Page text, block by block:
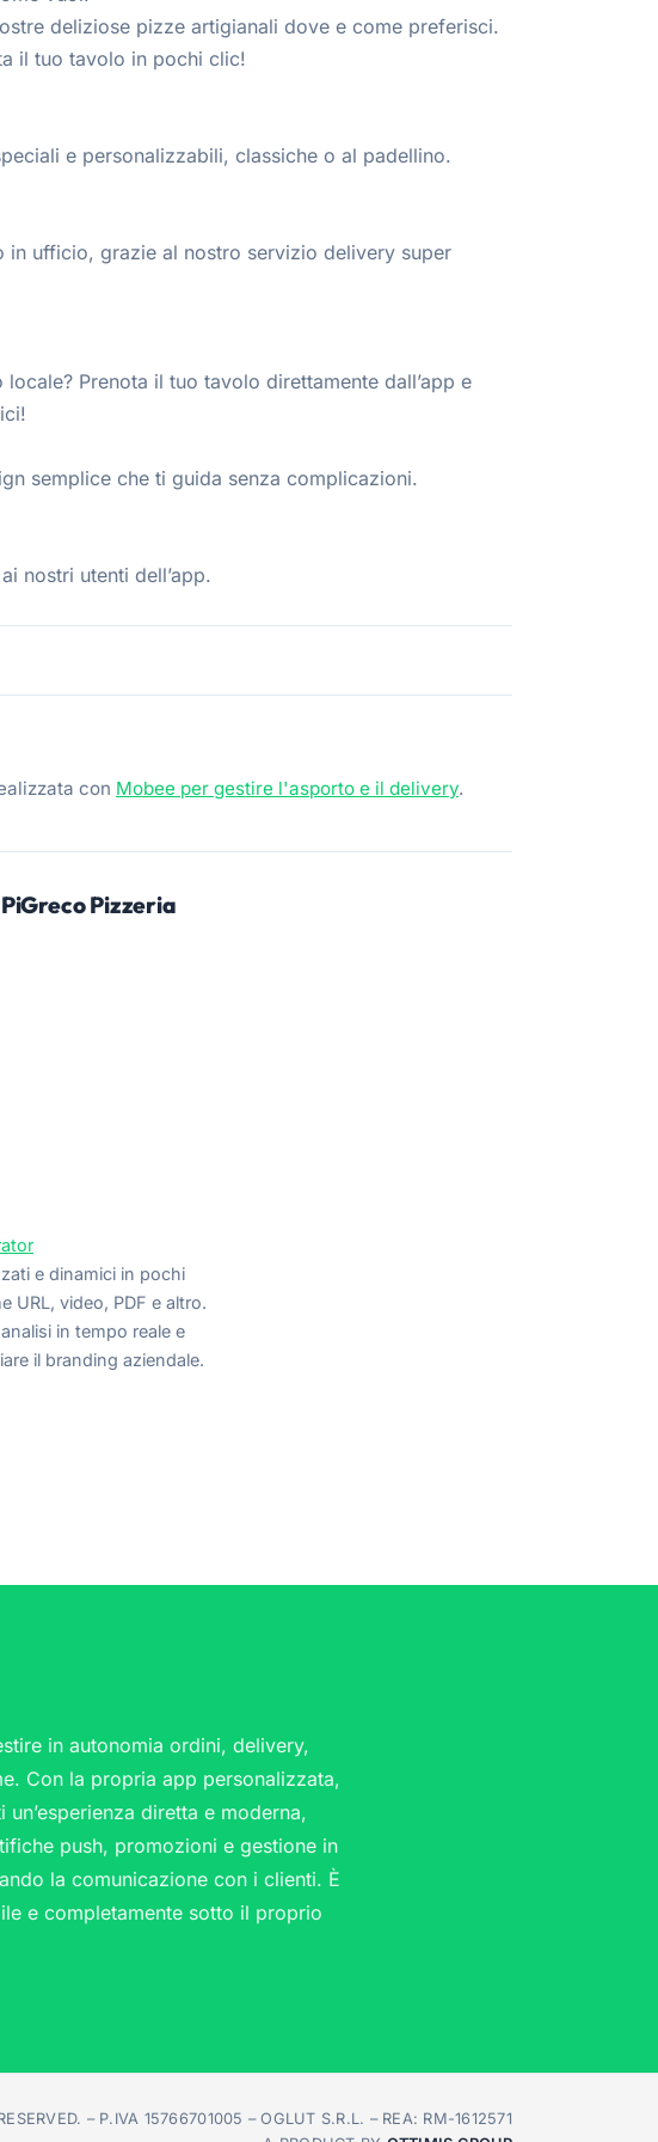
deliziose pizze artigianali dove e come preferisci.
il tuo tavolo in pochi clic!
e personalizzabili, classiche o al padellino.
in ufficio, grazie al nostro servizio delivery super
Prenota il tuo tavolo direttamente dall’app e
semplice che ti guida senza complicazioni.
nostri utenti dell’app.
con Mobee per gestire l'asporto e il delivery.
Pizzeria
e dinamici in pochi
URL, video, PDF e altro.
in tempo reale e
il branding aziendale.
in autonomia ordini, delivery,
Con la propria app personalizzata,
diretta e moderna,
push, promozioni e gestione in
la comunicazione con i clienti. È
e completamente sotto il proprio
– P.IVA 15766701005 – OGLUT S.R.L. – REA: RM-1612571